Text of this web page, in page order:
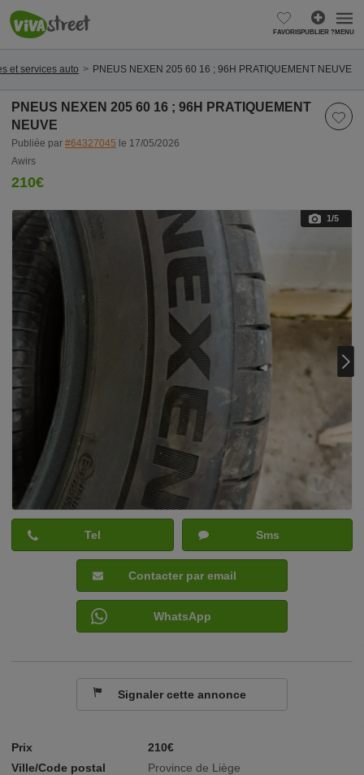
FAVORISPUBLIER ?MENU
et services auto PNEUS NEXEN 205 60 16 ; 96H PRATIQUEMENT NEUVE
PNEUS NEXEN 205 60 16 ; 96H PRATIQUEMENT
NEUVE
Publiée par #64327045 le 17/05/2026
Awirs
210€
1/5
Prix
210€
Ville/Code postal
Province de Liège
Tel Sms
Contacter par email
WhatsApp
Signaler cette annonce